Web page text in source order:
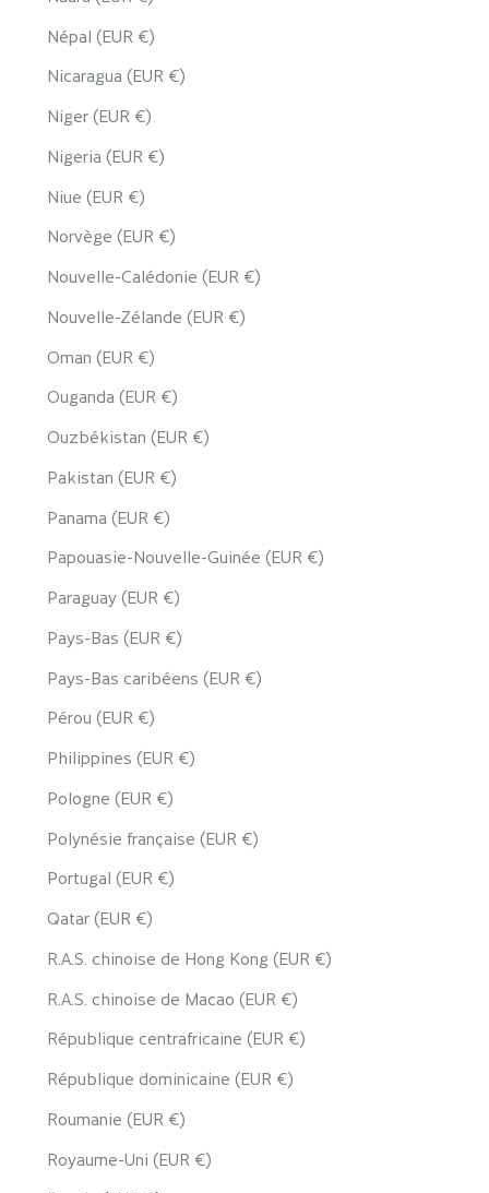
Népal (EUR €)
Nicaragua (EUR €)
Niger (EUR €)
Nigeria (EUR €)
Niue (EUR €)
Norvège (EUR €)
Nouvelle-Calédonie (EUR €)
Nouvelle-Zélande (EUR €)
Oman (EUR €)
Ouganda (EUR €)
Ouzbékistan (EUR €)
Pakistan (EUR €)
Panama (EUR €)
Papouasie-Nouvelle-Guinée (EUR €)
Paraguay (EUR €)
Pays-Bas (EUR €)
Pays-Bas caribéens (EUR €)
Pérou (EUR €)
Philippines (EUR €)
Pologne (EUR €)
Polynésie française (EUR €)
Portugal (EUR €)
Qatar (EUR €)
R.A.S. chinoise de Hong Kong (EUR €)
R.A.S. chinoise de Macao (EUR €)
République centrafricaine (EUR €)
République dominicaine (EUR €)
Roumanie (EUR €)
Royaume-Uni (EUR €)